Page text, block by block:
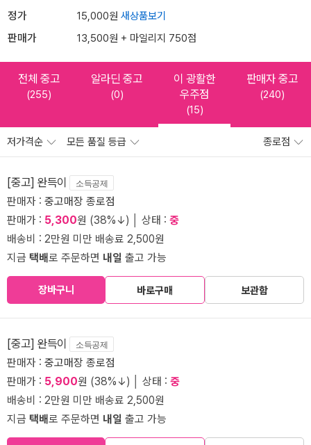
정가 15,000원 새상품보기
판매가 13,500원 + 마일리지 750점
전체 중고
(255)
알라딘 중고
(0)
이 광활한
우주점
(15)
판매자 중고
(240)
저가격순 모든 품질 등급 종로점
[중고] 완득이 소득공제
판매자 : 중고매장 종로점
판매가 : 5,300원 (38%↓) │ 상태 : 중
배송비 : 2만원 미만 배송료 2,500원
지금 택배로 주문하면 내일 출고 가능
장바구니 바로구매 보관함
[중고] 완득이 소득공제
판매자 : 중고매장 종로점
판매가 : 5,900원 (38%↓) │ 상태 : 중
배송비 : 2만원 미만 배송료 2,500원
지금 택배로 주문하면 내일 출고 가능